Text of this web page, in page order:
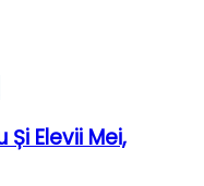
Elevii Mei,